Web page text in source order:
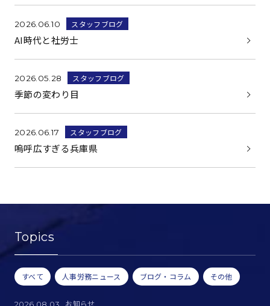
Topics
すべて 人事労務ニュース ブログ・コラム その他
お知らせ
2026.06.10 スタッフブログ
AI時代と社労士
2026.05.28 スタッフブログ
季節の変わり目
2026.06.17 スタッフブログ
嗚呼広すぎる兵庫県